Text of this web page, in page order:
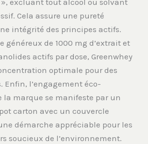
excluant tout alcool ou solvant
Cela assure une pureté
intégrité des principes actifs.
généreux de 1000 mg d’extrait et
actifs par dose, Greenwhey
optimale pour des
Enfin, l’engagement éco-
la marque se manifeste par un
carton avec un couvercle
démarche appréciable pour les
soucieux de l’environnement.